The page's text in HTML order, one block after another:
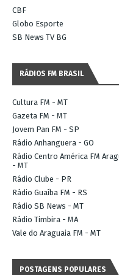
CBF
Globo Esporte
SB News TV BG
RÁDIOS FM BRASIL
Cultura FM - MT
Gazeta FM - MT
Jovem Pan FM - SP
Rádio Anhanguera - GO
Rádio Centro América FM
- MT
Rádio Clube - PR
Rádio Guaíba FM - RS
Rádio SB News - MT
Rádio Timbira - MA
Vale do Araguaia FM - MT
POSTAGENS POPULARES